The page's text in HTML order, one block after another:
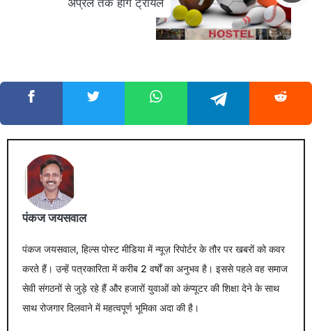
अप्रैल तक होंगे ट्रायल
पंकज जयसवाल
पंकज जयसवाल, हिल्स पोस्ट मीडिया में न्यूज़ रिपोर्टर के तौर पर खबरों को कवर
करते हैं। उन्हें पत्रकारिता में करीब 2 वर्षों का अनुभव है। इससे पहले वह समाज
सेवी संगठनों से जुड़े रहे हैं और हजारों युवाओं को कंप्यूटर की शिक्षा देने के साथ
साथ रोजगार दिलवाने में महत्वपूर्ण भूमिका अदा की है।